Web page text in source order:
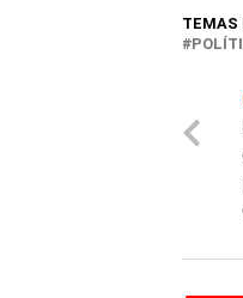
TEMAS